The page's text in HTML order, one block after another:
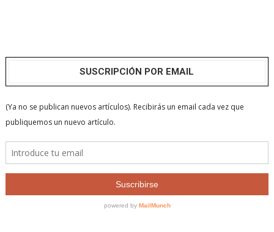
SUSCRIPCIÓN POR EMAIL